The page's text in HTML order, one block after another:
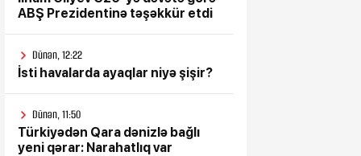
ABŞ Prezidentinə təşəkkür etdi
Dünən, 12:22
İsti havalarda ayaqlar niyə şişir?
Dünən, 11:50
Türkiyədən Qara dənizlə bağlı
yeni qərar: Narahatlıq var